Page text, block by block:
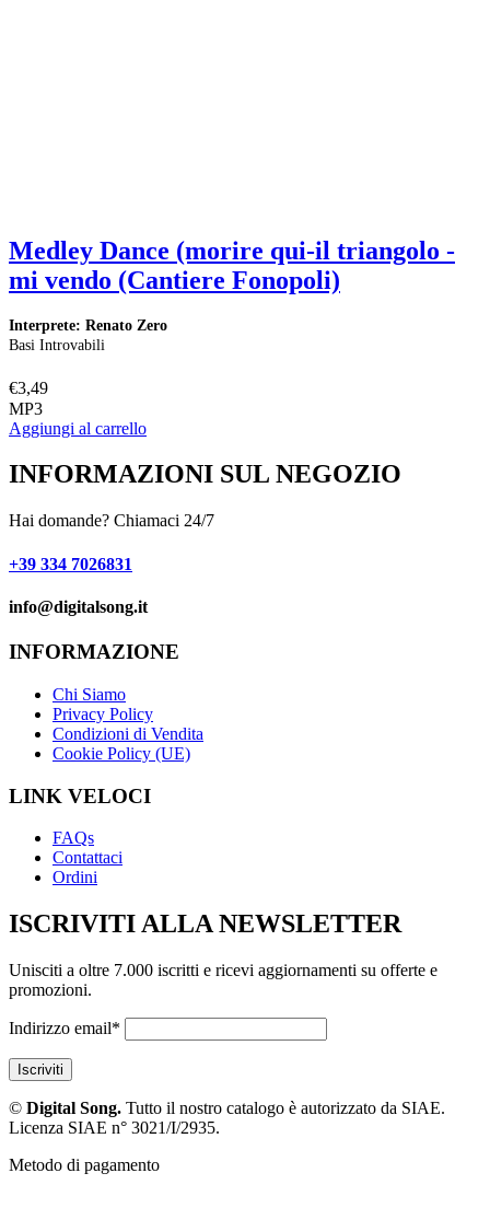
Medley Dance (morire qui-il triangolo -
mi vendo (Cantiere Fonopoli)
Interprete: Renato Zero
Basi Introvabili
€3,49
MP3
Aggiungi al carrello
INFORMAZIONI SUL NEGOZIO
Hai domande? Chiamaci 24/7
+39 334 7026831
info@digitalsong.it​
INFORMAZIONE
Chi Siamo
Privacy Policy
Condizioni di Vendita
Cookie Policy (UE)
LINK VELOCI
FAQs
Contattaci
Ordini
ISCRIVITI ALLA NEWSLETTER
Unisciti a oltre 7.000 iscritti e ricevi aggiornamenti su offerte e
promozioni.
Indirizzo email*
© Digital Song. Tutto il nostro catalogo è autorizzato da SIAE.
Licenza SIAE n° 3021/I/2935.
Metodo di pagamento